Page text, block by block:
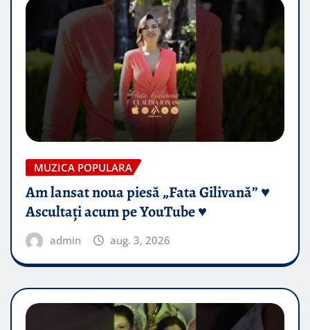
MUZICA POPULARA
Am lansat noua piesă „Fata Gilivană” ♥️
Ascultați acum pe YouTube ♥️
admin aug. 3, 2026